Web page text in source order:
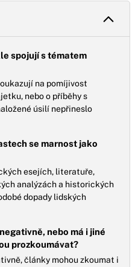
spojují s tématem
na pomíjivost
nebo o příběhy s
úsilí nepřineslo
se marnost jako
esejích, literatuře,
analýzách a historických
dopady lidských
nebo má i jiné
prozkoumávat?
články mohou zkoumat i